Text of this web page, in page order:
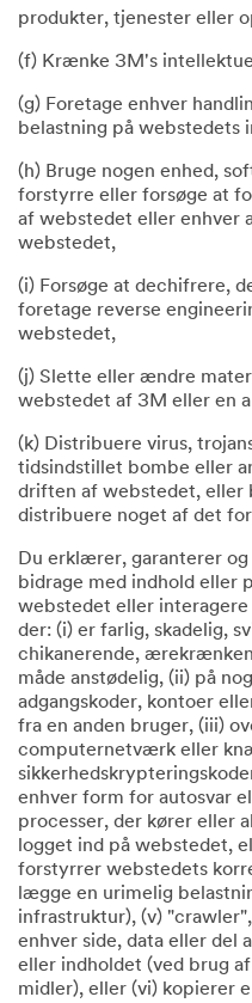
produkter, tjenester eller
(f) Krænke 3M's
(g) Foretage enhver
belastning på webstedets
(h) Bruge nogen enhed,
forstyrre eller forsøge at
af webstedet eller enhver
webstedet,
(i) Forsøge at dechifrere,
foretage reverse
webstedet,
(j) Slette eller ændre
webstedet af 3M eller en
(k) Distribuere virus,
tidsindstillet bombe eller
driften af webstedet, eller
distribuere noget af det
Du erklærer, garanterer
bidrage med indhold eller
webstedet eller
der: (i) er farlig, skadelig,
chikanerende,
måde anstødelig, (ii) på
adgangskoder, kontoer
fra en anden bruger, (iii)
computernetværk eller
enhver form for autosvar
processer, der kører eller
logget ind på webstedet,
forstyrrer webstedets
lægge en urimelig
infrastruktur), (v)
enhver side, data eller del
eller indholdet (ved brug
midler), eller (vi) kopierer